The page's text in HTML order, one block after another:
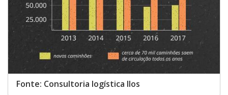
Fonte: Consultoria logística Ilos